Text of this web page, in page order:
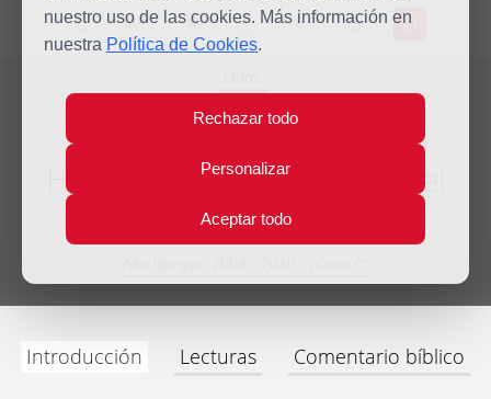
nuestro uso de las cookies. Más información en
nuestra Política de Cookies.
Rechazar todo
Personalizar
Aceptar todo
L M X J V S D
10
Oct
Homilía XXVIII Domingo del
Tiempo Ordinario
Introducción Lecturas Comentario bíblico